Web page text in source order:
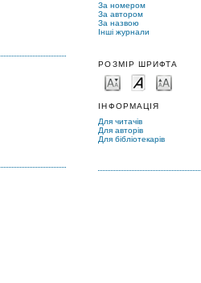
За номером
За автором
За назвою
Інші журнали
РОЗМІР ШРИФТА
ІНФОРМАЦІЯ
Для читачів
Для авторів
Для бібліотекарів